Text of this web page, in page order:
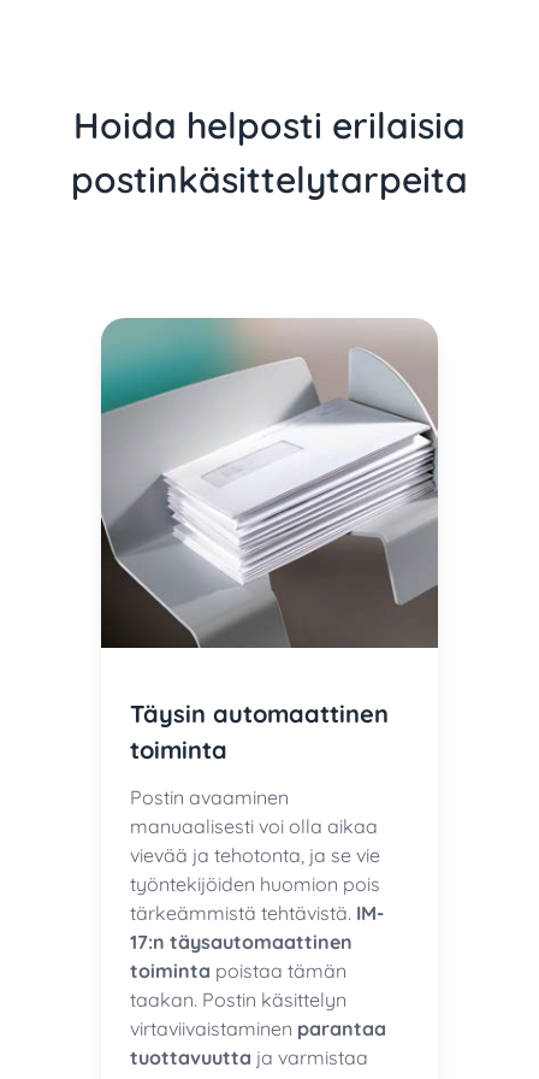
Hoida helposti erilaisia
postinkäsittelytarpeita
Täysin automaattinen
toiminta
Postin avaaminen
manuaalisesti voi olla aikaa
vievää ja tehotonta, ja se vie
työntekijöiden huomion pois
tärkeämmistä tehtävistä. IM-
17:n täysautomaattinen
toiminta poistaa tämän
taakan. Postin käsittelyn
virtaviivaistaminen parantaa
tuottavuutta ja varmistaa